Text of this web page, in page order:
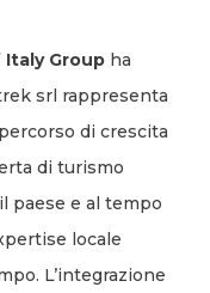
Group ha
srl rappresenta
di crescita
di turismo
paese e al tempo
locale
L’integrazione